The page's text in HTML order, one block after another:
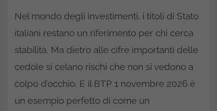
Nel mondo degli investimenti, i titoli di Stato
italiani restano un riferimento per chi cerca
stabilità. Ma dietro alle cifre importanti delle
cedole si celano rischi che non si vedono a
colpo d’occhio. E il BTP 1 novembre 2026 è
un esempio perfetto di come un